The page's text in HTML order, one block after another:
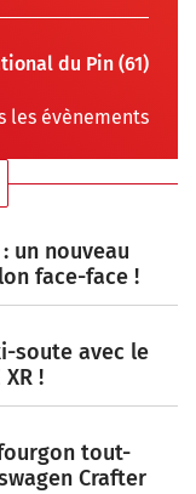
du Pin (61)
les évènements
un nouveau
face-face !
soute avec le
!
tout-
Crafter